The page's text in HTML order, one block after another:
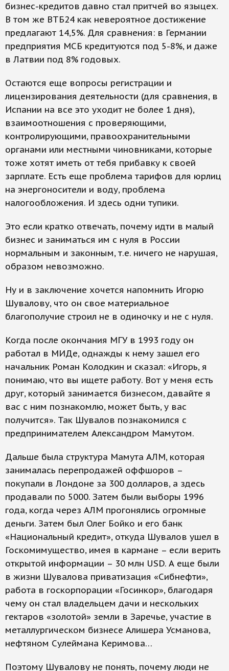
бизнес-кредитов давно стал притчей во языцех.
В том же ВТБ24 как невероятное достижение
предлагают 14,5%. Для сравнения: в Германии
предприятия МСБ кредитуются под 5-8%, и даже
в Латвии под 8% годовых.
Остаются еще вопросы регистрации и
лицензирования деятельности (для сравнения, в
Испании на все это уходит не более 1 дня),
взаимоотношения с проверяющими,
контролирующими, правоохранительными
органами или местными чиновниками, которые
тоже хотят иметь от тебя прибавку к своей
зарплате. Есть еще проблема тарифов для юрлиц
на энергоносители и воду, проблема
налогообложения. И здесь одни тупики.
Это если кратко отвечать, почему идти в малый
бизнес и заниматься им с нуля в России
нормальным и законным, т.е. ничего не нарушая,
образом невозможно.
Ну и в заключение хочется напомнить Игорю
Шувалову, что он свое материальное
благополучие строил не в одиночку и не с нуля.
Когда после окончания МГУ в 1993 году он
работал в МИДе, однажды к нему зашел его
начальник Роман Колодкин и сказал: «Игорь, я
понимаю, что вы ищете работу. Вот у меня есть
друг, который занимается бизнесом, давайте я
вас с ним познакомлю, может быть, у вас
получится». Так Шувалов познакомился с
предпринимателем Александром Мамутом.
Дальше была структура Мамута АЛМ, которая
занималась перепродажей оффшоров –
покупали в Лондоне за 300 долларов, а здесь
продавали по 5000. Затем были выборы 1996
года, когда через АЛМ прогонялись огромные
деньги. Затем был Олег Бойко и его банк
«Национальный кредит», откуда Шувалов ушел в
Госкомимущество, имея в кармане – если верить
открытой информации – 30 млн USD. А еще были
в жизни Шувалова приватизация «Сибнефти»,
работа в госкорпорации «Госинкор», благодаря
чему он стал владельцем дачи и нескольких
гектаров «золотой» земли в Заречье, участие в
металлургическом бизнесе Алишера Усманова,
нефтяном Сулеймана Керимова…
Поэтому Шувалову не понять, почему люди не